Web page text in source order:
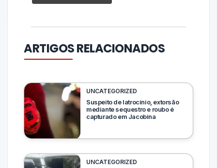
ARTIGOS RELACIONADOS
UNCATEGORIZED
Suspeito de latrocínio, extorsão
mediante sequestro e roubo é
capturado em Jacobina
UNCATEGORIZED